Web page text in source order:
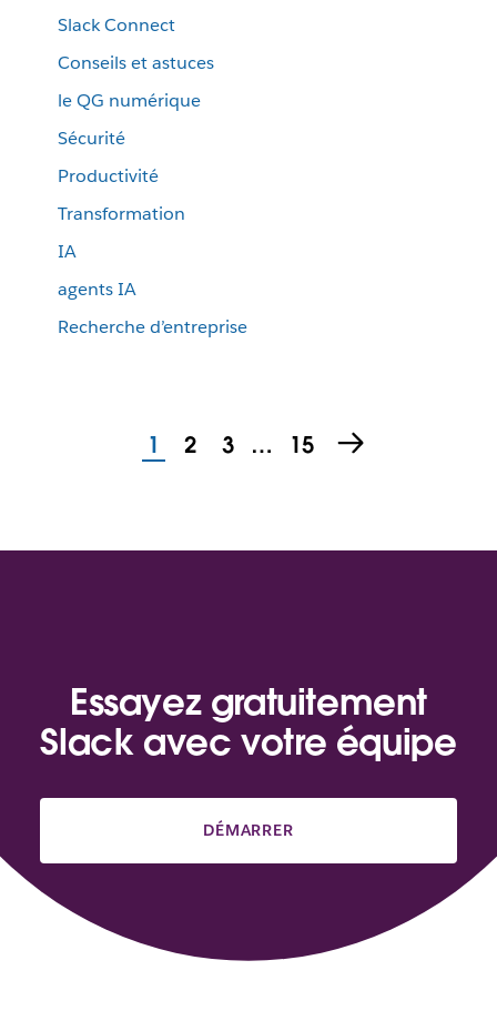
Slack Connect
Conseils et astuces
le QG numérique
Sécurité
Productivité
Transformation
IA
agents IA
Recherche d’entreprise
1 2 3 … 15
Essayez gratuitement
Slack avec votre équipe
DÉMARRER